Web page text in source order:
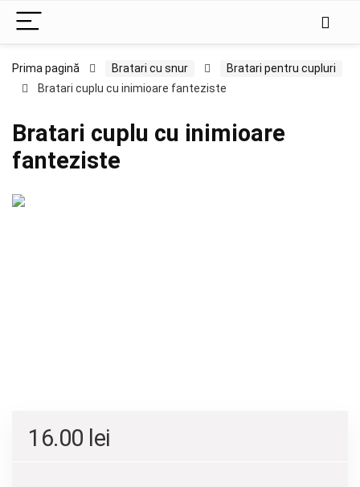
Prima pagină Bratari cu snur
Bratari pentru cupluri
Bratari cuplu cu inimioare fanteziste
Bratari cuplu cu inimioare
fanteziste
16.00 lei